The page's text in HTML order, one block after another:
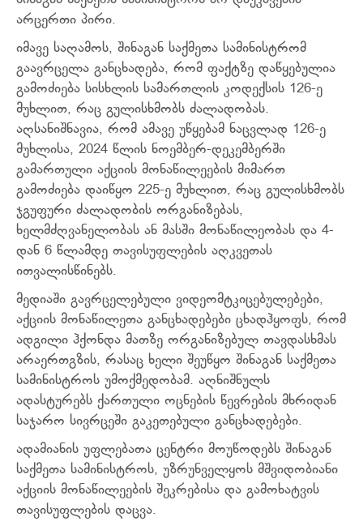
არცერთი პირი.
იმავე საღამოს, შინაგან საქმეთა სამინისტრომ
გაავრცელა განცხადება, რომ ფაქტზე დაწყებულია
გამოძიება სისხლის სამართლის კოდექსის 126-ე
მუხლით, რაც გულისხმობს ძალადობას.
აღსანიშნავია, რომ ამავე უწყებამ ნაცვლად 126-ე
მუხლისა, 2024 წლის ნოემბერ-დეკემბერში
გამართული აქციის მონაწილეების მიმართ
გამოძიება დაიწყო 225-ე მუხლით, რაც გულისხმობს
ჯგუფური ძალადობის ორგანიზებას,
ხელმძღვანელობას ან მასში მონაწილეობას და 4-
დან 6 წლამდე თავისუფლების აღკვეთას
ითვალისწინებს.
მედიაში გავრცელებული ვიდეომტკიცებულებები,
აქციის მონაწილეთა განცხადებები ცხადჰყოფს, რომ
ადგილი ჰქონდა მათზე ორგანიზებულ თავდასხმას
არაერთგზის, რასაც ხელი შეუწყო შინაგან საქმეთა
სამინისტროს უმოქმედობამ. აღნიშნულს
ადასტურებს ქართული ოცნების წევრების მხრიდან
საჯარო სივრცეში გაკეთებული განცხადებები.
ადამიანის უფლებათა ცენტრი მოუწოდებს შინაგან
საქმეთა სამინისტროს, უზრუნველყოს მშვიდობიანი
აქციის მონაწილეების შეკრებისა და გამოხატვის
თავისუფლების დაცვა.